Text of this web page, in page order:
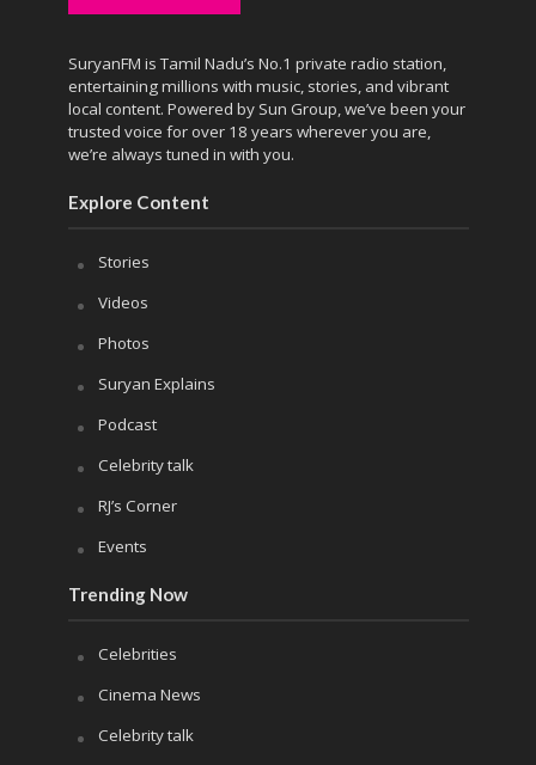
SuryanFM is Tamil Nadu’s No.1 private radio station,
entertaining millions with music, stories, and vibrant
local content. Powered by Sun Group, we’ve been your
trusted voice for over 18 years wherever you are,
we’re always tuned in with you.
Explore Content
Stories
Videos
Photos
Suryan Explains
Podcast
Celebrity talk
RJ’s Corner
Events
Trending Now
Celebrities
Cinema News
Celebrity talk